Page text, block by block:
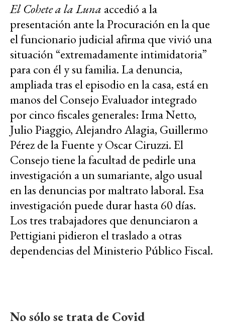
El Cohete a la Luna accedió a la
presentación ante la Procuración en la que
el funcionario judicial afirma que vivió una
situación “extremadamente intimidatoria”
para con él y su familia. La denuncia,
ampliada tras el episodio en la casa, está en
manos del Consejo Evaluador integrado
por cinco fiscales generales: Irma Netto,
Julio Piaggio, Alejandro Alagia, Guillermo
Pérez de la Fuente y Oscar Ciruzzi. El
Consejo tiene la facultad de pedirle una
investigación a un sumariante, algo usual
en las denuncias por maltrato laboral. Esa
investigación puede durar hasta 60 días.
Los tres trabajadores que denunciaron a
Pettigiani pidieron el traslado a otras
dependencias del Ministerio Público Fiscal.
No sólo se trata de Covid